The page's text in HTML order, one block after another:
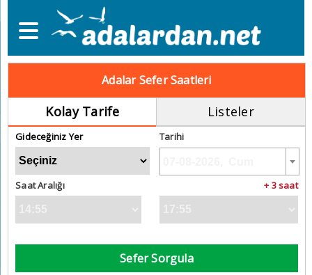
Adalar Sefer Saatleri
Kolay Tarife Listeler
Gideceğiniz Yer Tarihi
Saat Aralığı + 3 saat
Sefer Sorgula